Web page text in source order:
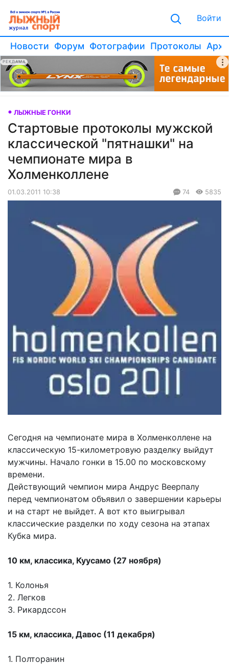
Войти
Новости Форум Фотографии Протоколы
РЕКЛАМА
ЛЫЖНЫЕ ГОНКИ
Стартовые протоколы мужской
классической "пятнашки" на
чемпионате мира в
Холменколлене
01.03.2011 10:38 74 5835
Сегодня на чемпионате мира в Холменколлене на
классическую 15-километровую разделку выйдут
мужчины. Начало гонки в 15.00 по московскому
времени.
Действующий чемпион мира Андрус Веерпалу
перед чемпионатом объявил о завершении карьеры
и на старт не выйдет. А вот кто выигрывал
классические разделки по ходу сезона на этапах
Кубка мира.
10 км, классика, Куусамо (27 ноября)
1. Колонья
2. Легков
3. Рикардссон
15 км, классика, Давос (11 декабря)
1. Полторанин